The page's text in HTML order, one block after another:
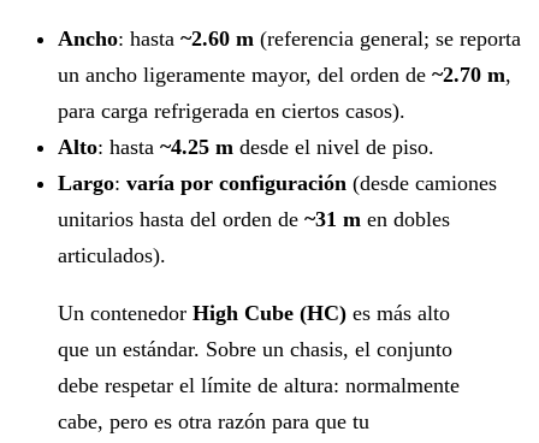
Ancho: hasta ~2.60 m (referencia general; se reporta
un ancho ligeramente mayor, del orden de ~2.70 m,
para carga refrigerada en ciertos casos).
Alto: hasta ~4.25 m desde el nivel de piso.
Largo: varía por configuración (desde camiones
unitarios hasta del orden de ~31 m en dobles
articulados).
Un contenedor High Cube (HC) es más alto
que un estándar. Sobre un chasis, el conjunto
debe respetar el límite de altura: normalmente
cabe, pero es otra razón para que tu